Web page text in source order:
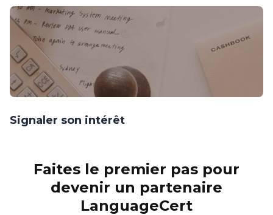
Signaler son intérêt
Faites le premier pas pour
devenir un partenaire
LanguageCert